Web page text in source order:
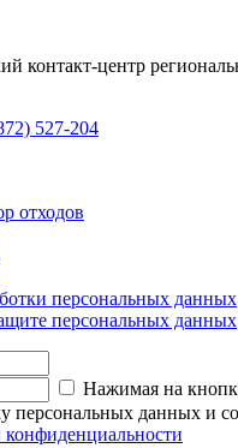
контакт-центр
527-204
отходов
персональных данных
персональных данных
Нажимая на
персональных данных и